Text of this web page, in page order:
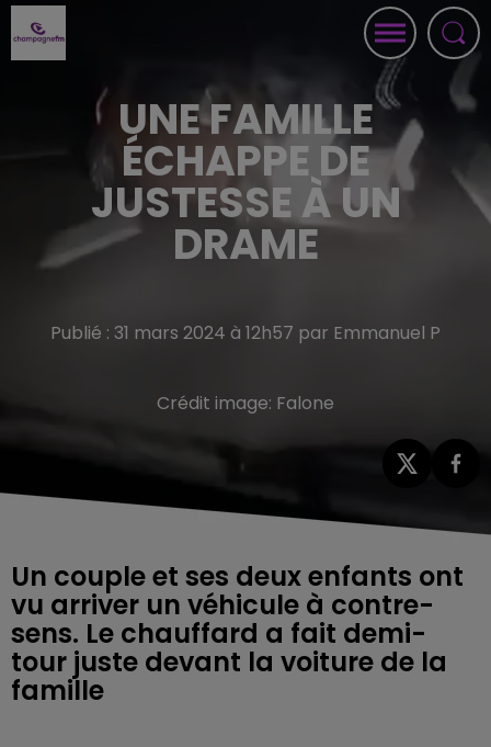
UNE FAMILLE
ÉCHAPPE DE
JUSTESSE À UN
DRAME
Publié : 31 mars 2024 à 12h57 par Emmanuel P
Crédit image: Falone
Un couple et ses deux enfants ont
vu arriver un véhicule à contre-
sens. Le chauffard a fait demi-
tour juste devant la voiture de la
famille